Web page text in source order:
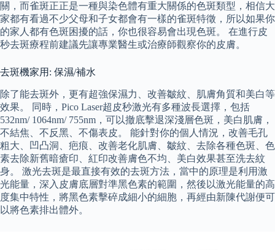
關，而雀斑正正是一種與染色體有重大關係的色斑類型，相信大
家都有看過不少父母和子女都會有一樣的雀斑特徵，所以如果你
的家人都有色斑困擾的話，你也很容易會出現色斑。 在進行皮
秒去斑療程前建議先讓專業醫生或治療師觀察你的皮膚。
去斑機家用: 保濕/補水
除了能去斑外，更有超強保濕力、改善皺紋、肌膚角質和美白等
效果。 同時，Pico Laser超皮秒激光有多種波長選擇，包括
532nm/ 1064nm/ 755nm，可以撤底擊退深淺層色斑，美白肌膚，
不結焦、不反黑、不傷表皮。 能針對你的個人情況，改善毛孔
粗大、凹凸洞、疤痕、改善老化肌膚、皺紋、去除各種色斑、色
素去除新舊暗瘡印、紅印改善膚色不均、美白效果甚至洗去紋
身。 激光去斑是最直接有效的去斑方法，當中的原理是利用激
光能量，深入皮膚底層對準黑色素的範圍，然後以激光能量的高
度集中特性，將黑色素擊碎成細小的細胞，再經由新陳代謝便可
以將色素排出體外。